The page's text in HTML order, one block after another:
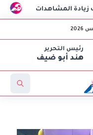
مكتب
رئيس التحرير
هند أبو ضيف